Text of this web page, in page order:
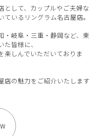
として、カップルやご夫婦な
いるリングラム名古屋店。
・岐阜・三重・静岡など、東
皆様に、
楽しんでいただいておりま
店の魅力をご紹介いたします